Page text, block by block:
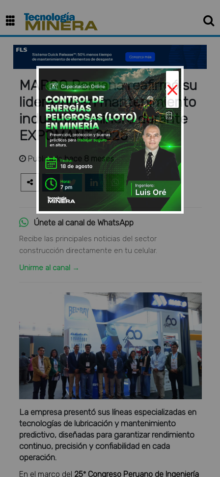
MARCO Peruana reafirmó su
liderazgo en mantenimiento
industrial y minero durante
EXPOMANT 2025
Publicadohace 8 meses
Únete al canal de WhatsApp
Recibe las principales noticias del sector
construcción directamente en tu celular.
Unirme al canal →
La empresa presentó sus líneas especializadas en
tecnologías de lubricación y mantenimiento
predictivo, diseñadas para garantizar rendimiento
continuo, precisión y confiabilidad en cada
operación.
En el marco del 25º Congreso Peruano de Ingeniería
×